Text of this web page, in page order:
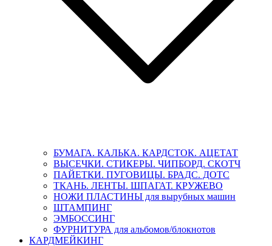
БУМАГА. КАЛЬКА. КАРДСТОК. АЦЕТАТ
ВЫСЕЧКИ. СТИКЕРЫ. ЧИПБОРД. СКОТЧ
ПАЙЕТКИ. ПУГОВИЦЫ. БРАДС. ДОТС
ТКАНЬ. ЛЕНТЫ. ШПАГАТ. КРУЖЕВО
НОЖИ ПЛАСТИНЫ для вырубных машин
ШТАМПИНГ
ЭМБОССИНГ
ФУРНИТУРА для альбомов/блокнотов
КАРДМЕЙКИНГ